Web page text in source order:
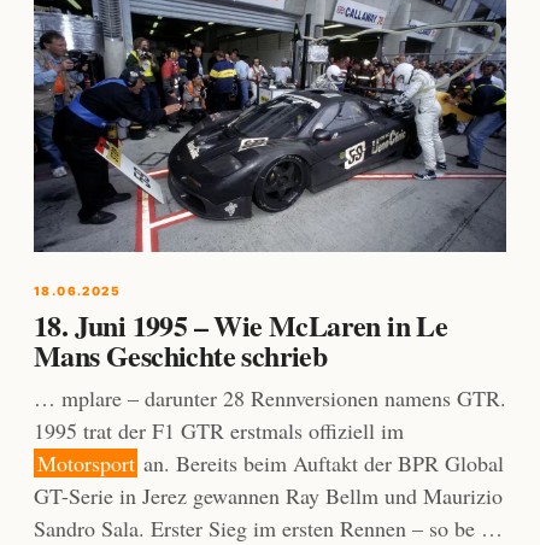
18.06.2025
18. Juni 1995 – Wie McLaren in Le
Mans Geschichte schrieb
… mplare – darunter 28 Rennversionen namens GTR.
1995 trat der F1 GTR erstmals offiziell im
Motorsport an. Bereits beim Auftakt der BPR Global
GT-Serie in Jerez gewannen Ray Bellm und Maurizio
Sandro Sala. Erster Sieg im ersten Rennen – so be …